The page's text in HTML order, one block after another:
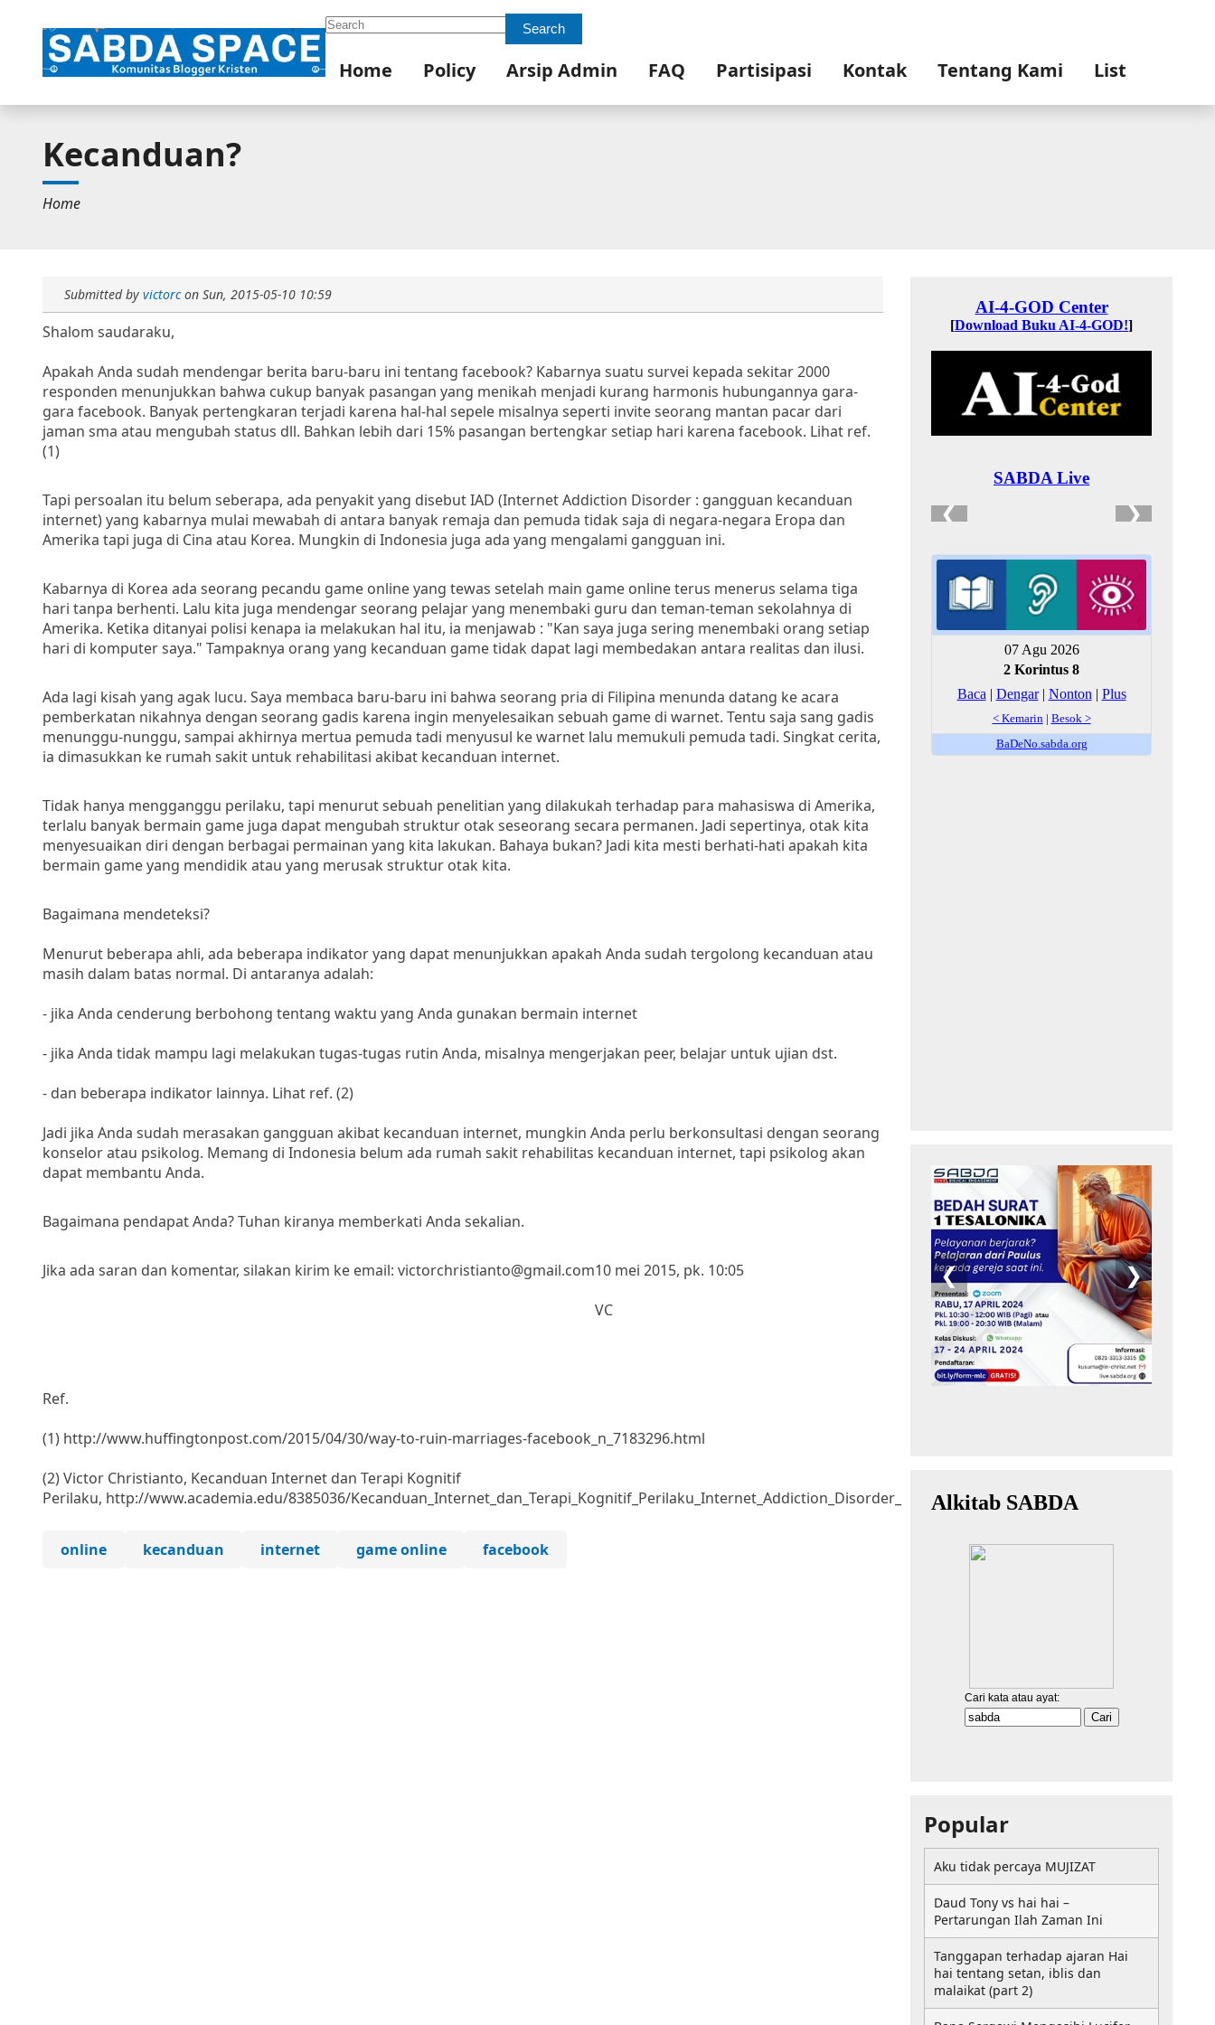
Search Search
Home Policy Arsip Admin FAQ Partisipasi Kontak Tentang Kami List
Kecanduan?
Home
Submitted by victorcon Sun, 2015-05-10 10:59
Shalom saudaraku,
Apakah Anda sudah mendengar berita baru-baru ini tentang facebook? Kabarnya suatu survei kepada sekitar 2000
responden menunjukkan bahwa cukup banyak pasangan yang menikah menjadi kurang harmonis hubungannya gara-
gara facebook. Banyak pertengkaran terjadi karena hal-hal sepele misalnya seperti invite seorang mantan pacar dari
jaman sma atau mengubah status dll. Bahkan lebih dari 15% pasangan bertengkar setiap hari karena facebook. Lihat ref.
(1)
Tapi persoalan itu belum seberapa, ada penyakit yang disebut IAD (Internet Addiction Disorder : gangguan kecanduan
internet) yang kabarnya mulai mewabah di antara banyak remaja dan pemuda tidak saja di negara-negara Eropa dan
Amerika tapi juga di Cina atau Korea. Mungkin di Indonesia juga ada yang mengalami gangguan ini.
Kabarnya di Korea ada seorang pecandu game online yang tewas setelah main game online terus menerus selama tiga
hari tanpa berhenti. Lalu kita juga mendengar seorang pelajar yang menembaki guru dan teman-teman sekolahnya di
Amerika. Ketika ditanyai polisi kenapa ia melakukan hal itu, ia menjawab : "Kan saya juga sering menembaki orang setiap
hari di komputer saya." Tampaknya orang yang kecanduan game tidak dapat lagi membedakan antara realitas dan ilusi.
Ada lagi kisah yang agak lucu. Saya membaca baru-baru ini bahwa seorang pria di Filipina menunda datang ke acara
pemberkatan nikahnya dengan seorang gadis karena ingin menyelesaikan sebuah game di warnet. Tentu saja sang gadis
menunggu-nunggu, sampai akhirnya mertua pemuda tadi menyusul ke warnet lalu memukuli pemuda tadi. Singkat cerita,
ia dimasukkan ke rumah sakit untuk rehabilitasi akibat kecanduan internet.
Tidak hanya mengganggu perilaku, tapi menurut sebuah penelitian yang dilakukah terhadap para mahasiswa di Amerika,
terlalu banyak bermain game juga dapat mengubah struktur otak seseorang secara permanen. Jadi sepertinya, otak kita
menyesuaikan diri dengan berbagai permainan yang kita lakukan. Bahaya bukan? Jadi kita mesti berhati-hati apakah kita
bermain game yang mendidik atau yang merusak struktur otak kita.
Bagaimana mendeteksi?
Menurut beberapa ahli, ada beberapa indikator yang dapat menunjukkan apakah Anda sudah tergolong kecanduan atau
masih dalam batas normal. Di antaranya adalah:
- jika Anda cenderung berbohong tentang waktu yang Anda gunakan bermain internet
- jika Anda tidak mampu lagi melakukan tugas-tugas rutin Anda, misalnya mengerjakan peer, belajar untuk ujian dst.
- dan beberapa indikator lainnya. Lihat ref. (2)
Jadi jika Anda sudah merasakan gangguan akibat kecanduan internet, mungkin Anda perlu berkonsultasi dengan seorang
konselor atau psikolog. Memang di Indonesia belum ada rumah sakit rehabilitas kecanduan internet, tapi psikolog akan
dapat membantu Anda.
Bagaimana pendapat Anda? Tuhan kiranya memberkati Anda sekalian.
Jika ada saran dan komentar, silakan kirim ke email: victorchristianto@gmail.com10 mei 2015, pk. 10:05
VC
Ref.
(1) http://www.huffingtonpost.com/2015/04/30/way-to-ruin-marriages-facebook_n_7183296.html
(2) Victor Christianto, Kecanduan Internet dan Terapi Kognitif
Perilaku, http://www.academia.edu/8385036/Kecanduan_Internet_dan_Terapi_Kognitif_Perilaku_Internet_Addiction_Disorder_
online kecanduan internet game online facebook
Popular
Aku tidak percaya MUJIZAT
Daud Tony vs hai hai –
Pertarungan Ilah Zaman Ini
Tanggapan terhadap ajaran Hai
hai tentang setan, iblis dan
malaikat (part 2)